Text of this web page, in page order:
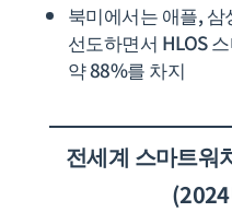
북미에서는 애플,
선도하면서 HLOS
약 88%를 차지
전세계 스마트워